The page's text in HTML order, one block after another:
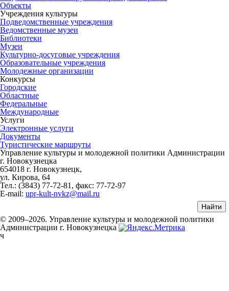
Объекты
Учреждения культуры
Подведомственные учреждения
Ведомственные музеи
Библиотеки
Музеи
Культурно-досуговые учреждения
Образовательные учреждения
Молодежные организации
Конкурсы
Городские
Областные
Федеральные
Международные
Услуги
Электронные услуги
Документы
Туристические маршруты
Управление культуры и молодежной политики Администрации
г. Новокузнецка
654018 г. Новокузнецк,
ул. Кирова, 64
Тел.: (3843) 77-72-81 , факс: 77-72-97
E-mail: upr-kult-nvkz@mail.ru
© 2009–2026. Управление культуры и молодежной политики
Администрации г. Новокузнецка
ч